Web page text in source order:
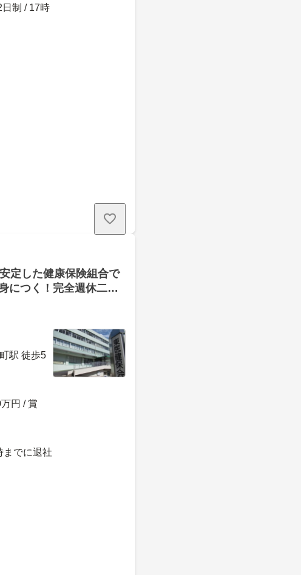
制 / 17時
定した健康保険組合で
につく！完全週休二日
駅 徒歩5
円 / 賞
までに退社